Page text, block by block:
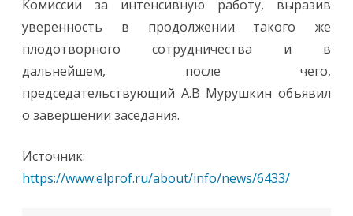
Комиссии за интенсивную работу, выразив
уверенность в продолжении такого же
плодотворного сотрудничества и в
дальнейшем, после чего,
председательствующий А.В Мурушкин объявил
о завершении заседания.
Источник:
https://www.elprof.ru/about/info/news/6433/